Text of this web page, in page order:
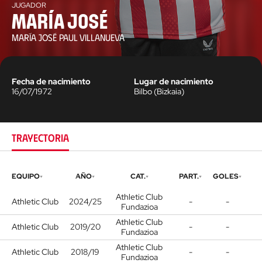
JUGADOR
María José
MARÍA JOSÉ PAUL VILLANUEVA
Fecha de nacimiento
16/07/1972
Lugar de nacimiento
Bilbo (Bizkaia)
TRAYECTORIA
EQUIPO AÑO CAT. PART. GOLES
Athletic Club 2024/25
Athletic Club
Fundazioa
- -
Athletic Club 2019/20
Athletic Club
Fundazioa
- -
Athletic Club 2018/19
Athletic Club
Fundazioa
- -